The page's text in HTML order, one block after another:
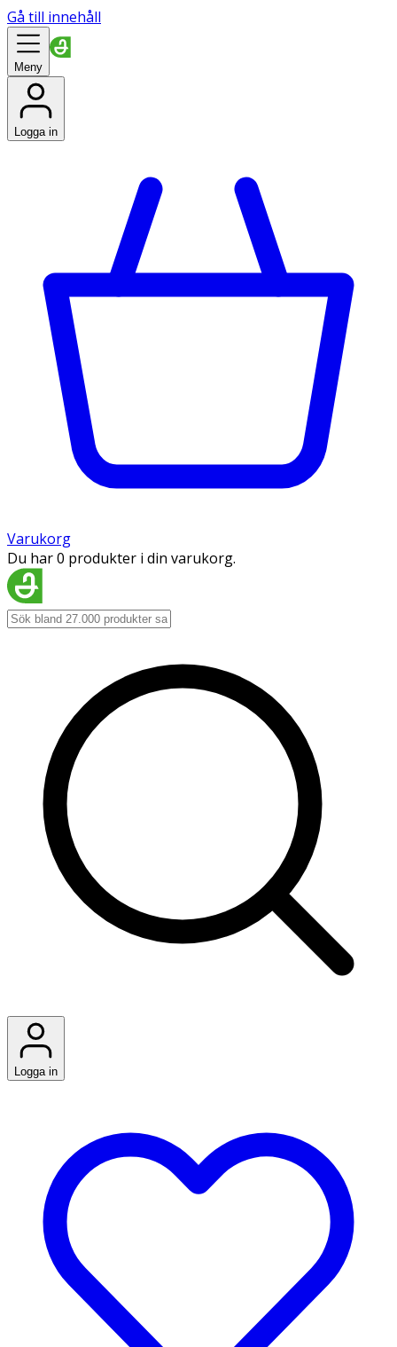
Gå till innehåll
Meny
Logga in
Varukorg
Du har 0 produkter i din varukorg.
Logga in